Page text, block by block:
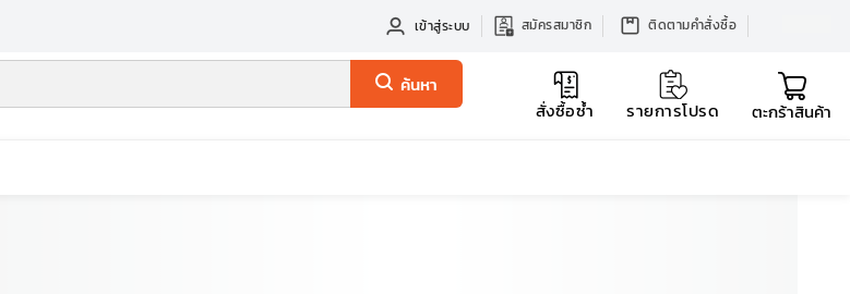
เข้าสู่ระบบ สมัครสมาชิก ติดตามคำสั่งซื้อ
ค้นหา
สั่งซื้อซ้ำ รายการโปรด ตะกร้าสินค้า